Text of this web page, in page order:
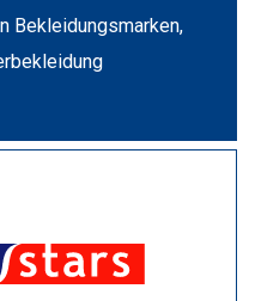
Bekleidungsmarken,